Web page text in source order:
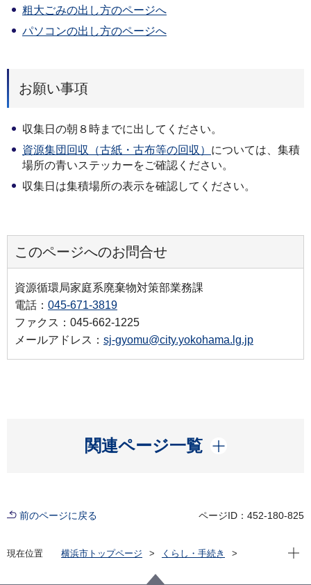
粗大ごみの出し方のページへ
パソコンの出し方のページへ
お願い事項
収集日の朝８時までに出してください。
資源集団回収（古紙・古布等の回収） については、集積
場所の青いステッカーをご確認ください。
収集日は集積場所の表示を確認してください。
このページへのお問合せ
資源循環局家庭系廃棄物対策部業務課
電話： 045-671-3819
ファクス：045-662-1225
メールアドレス： sj-gyomu@city.yokohama.lg.jp
関連ページ一覧
開く
前のページに戻る ページID：452-180-825
現在位置 横浜市トップページ
くらし・手続き
ごみと資源の分け方・出し方
現在